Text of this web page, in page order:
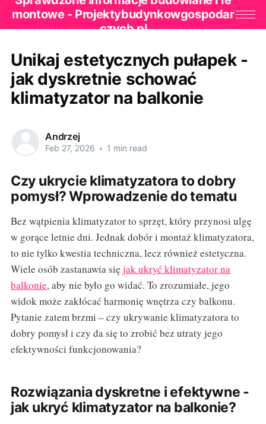
montowe - Projektybudynkowgospodar
czych.pl
Unikaj estetycznych pułapek -
jak dyskretnie schować
klimatyzator na balkonie
Andrzej
Feb 27, 2026 • 1 min read
Czy ukrycie klimatyzatora to dobry
pomysł? Wprowadzenie do tematu
Bez wątpienia klimatyzator to sprzęt, który przynosi ulgę
w gorące letnie dni. Jednak dobór i montaż klimatyzatora,
to nie tylko kwestia techniczna, lecz również estetyczna.
Wiele osób zastanawia się jak ukryć klimatyzator na
balkonie, aby nie było go widać. To zrozumiałe, jego
widok może zakłócać harmonię wnętrza czy balkonu.
Pytanie zatem brzmi – czy ukrywanie klimatyzatora to
dobry pomysł i czy da się to zrobić bez utraty jego
efektywności funkcjonowania?
Rozwiązania dyskretne i efektywne -
jak ukryć klimatyzator na balkonie?